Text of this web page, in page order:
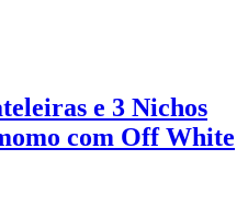
e 3 Nichos
com Off White